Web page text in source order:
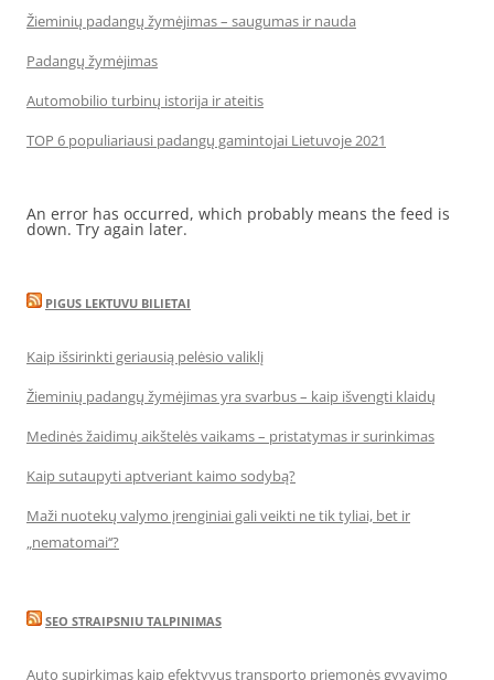
Žieminių padangų žymėjimas – saugumas ir nauda
Padangų žymėjimas
Automobilio turbinų istorija ir ateitis
TOP 6 populiariausi padangų gamintojai Lietuvoje 2021
An error has occurred, which probably means the feed is
down. Try again later.
PIGUS LEKTUVU BILIETAI
Kaip išsirinkti geriausią pelėsio valiklį
Žieminių padangų žymėjimas yra svarbus – kaip išvengti klaidų
Medinės žaidimų aikštelės vaikams – pristatymas ir surinkimas
Kaip sutaupyti aptveriant kaimo sodybą?
Maži nuotekų valymo įrenginiai gali veikti ne tik tyliai, bet ir
„nematomai‘‘?
SEO STRAIPSNIU TALPINIMAS
Auto supirkimas kaip efektyvus transporto priemonės gyvavimo